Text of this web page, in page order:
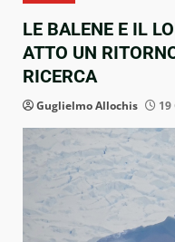
LE BALENE E IL
ATTO UN
RICERCA
Guglielmo Allochis 19